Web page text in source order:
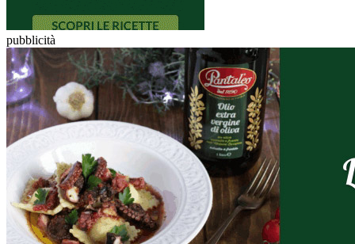
pubblicità